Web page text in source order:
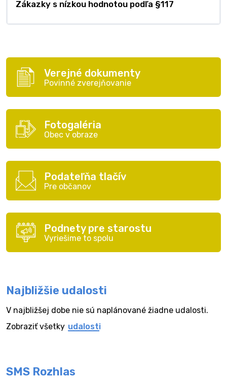
Zákazky s nízkou hodnotou podľa §117
Verejné dokumenty
Povinné zverejňovanie
Fotogaléria
Obec v obraze
Podateľňa tlačív
Pre občanov
Podnety pre starostu
Vyriešime to spolu
Najbližšie udalosti
V najbližšej dobe nie sú naplánované žiadne udalosti.
Zobraziť všetky udalosti
SMS Rozhlas